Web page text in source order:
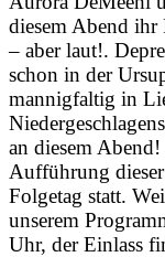
diesem Abend ihr
– aber laut!.
schon in der
mannigfaltig in
an diesem
Aufführung
Folgetag statt.
unserem
Uhr, der Einlass